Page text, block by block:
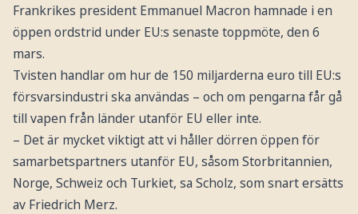
Frankrikes president Emmanuel Macron hamnade i en
öppen ordstrid under EU:s senaste toppmöte, den 6
mars.
Tvisten handlar om hur de 150 miljarderna euro till EU:s
försvarsindustri ska användas – och om pengarna får gå
till vapen från länder utanför EU eller inte.
– Det är mycket viktigt att vi håller dörren öppen för
samarbetspartners utanför EU, såsom Storbritannien,
Norge, Schweiz och Turkiet, sa Scholz, som snart ersätts
av Friedrich Merz.